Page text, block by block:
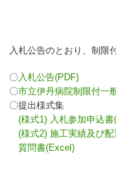
入札公告のとおり、制限
〇入札公告(PDF)
〇市立伊丹病院制限付一
〇提出様式集
(様式1) 入札参加申込書
(様式2) 施工実績及び
質問書(Excel)